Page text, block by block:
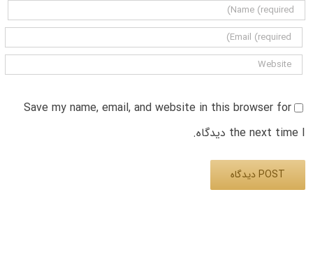
Save my name, email, and website in this browser for
the next time I دیدگاه.